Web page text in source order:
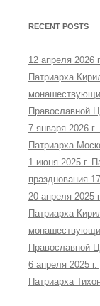
RECENT POSTS
12 апреля 2026
Патриарха
Православной
7 января 2026
Патриарха
1 июня 2025 г.
празднования
20 апреля 2025
Патриарха
Православной
6 апреля 2025
Патриарха